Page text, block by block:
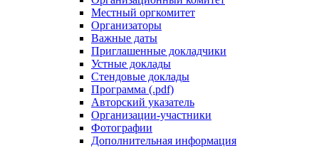
Местный оргкомитет
Организаторы
Важные даты
Приглашенные докладчики
Устные доклады
Стендовые доклады
Программа (.pdf)
Авторский указатель
Организации-участники
Фотографии
Дополнительная информация